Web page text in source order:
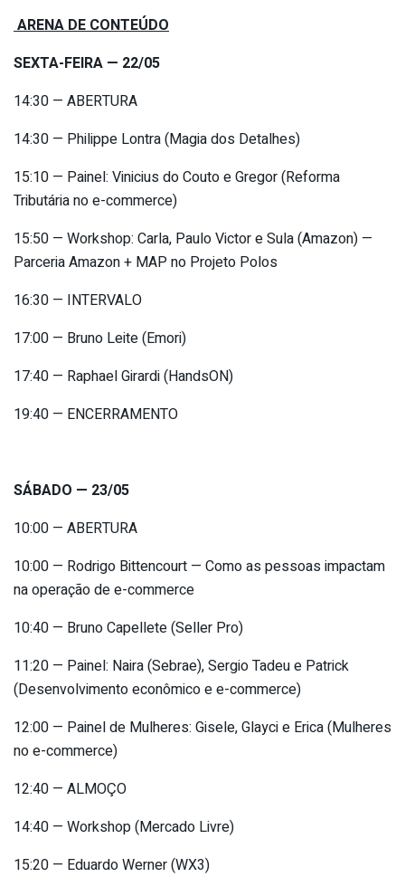
ARENA DE CONTEÚDO
SEXTA-FEIRA — 22/05
14:30 — ABERTURA
14:30 — Philippe Lontra (Magia dos Detalhes)
15:10 — Painel: Vinicius do Couto e Gregor (Reforma
Tributária no e-commerce)
15:50 — Workshop: Carla, Paulo Victor e Sula (Amazon) —
Parceria Amazon + MAP no Projeto Polos
16:30 — INTERVALO
17:00 — Bruno Leite (Emori)
17:40 — Raphael Girardi (HandsON)
19:40 — ENCERRAMENTO
SÁBADO — 23/05
10:00 — ABERTURA
10:00 — Rodrigo Bittencourt — Como as pessoas impactam
na operação de e-commerce
10:40 — Bruno Capellete (Seller Pro)
11:20 — Painel: Naira (Sebrae), Sergio Tadeu e Patrick
(Desenvolvimento econômico e e-commerce)
12:00 — Painel de Mulheres: Gisele, Glayci e Erica (Mulheres
no e-commerce)
12:40 — ALMOÇO
14:40 — Workshop (Mercado Livre)
15:20 — Eduardo Werner (WX3)